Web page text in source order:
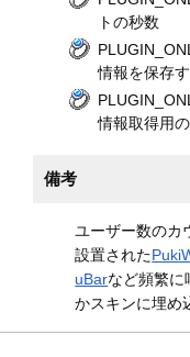
トの秒数
情報を保存
情報取得用
備考
ユーザー数のカ
設置された
uBarなど頻繁に
かスキンに埋め